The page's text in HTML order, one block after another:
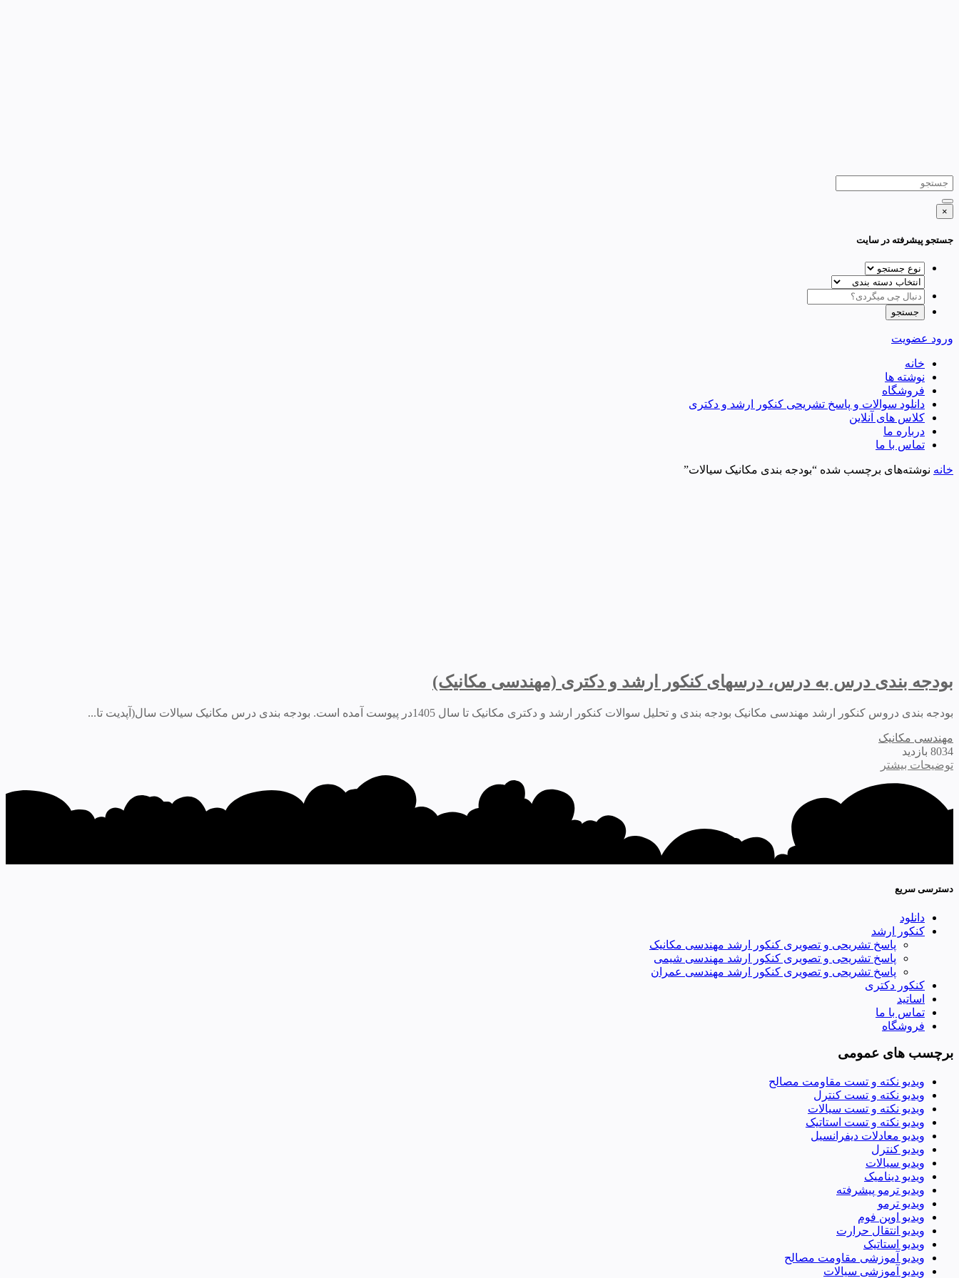
×
جستجو پیشرفته در سایت
ورود عضویت
خانه
نوشته ها
فروشگاه
دانلود سوالات و پاسخ تشریحی کنکور ارشد و دکتری
کلاس های آنلاین
درباره ما
تماس با ما
خانه نوشته‌های برچسب شده “بودجه بندی مکانیک سیالات”
بودجه بندی درس به درس، درسهای کنکور ارشد و دکتری (مهندسی مکانیک)
بودجه بندی دروس کنکور ارشد مهندسی مکانیک بودجه بندی و تحلیل سوالات کنکور ارشد و دکتری مکانیک تا سال 1405در پیوست آمده است. بودجه بندی درس مکانیک سیالات سال(آپدیت تا...
مهندسی مکانیک
8034 بازدید
توضیحات بیشتر
دسترسی سریع
دانلود
کنکور ارشد
پاسخ تشریحی و تصویری کنکور ارشد مهندسی مکانیک
پاسخ تشریحی و تصویری کنکور ارشد مهندسی شیمی
پاسخ تشریحی و تصویری کنکور ارشد مهندسی عمران
کنکور دکتری
اساتید
تماس با ما
فروشگاه
برچسب های عمومی
ویدیو نکته و تست مقاومت مصالح
ویدیو نکته و تست کنترل
ویدیو نکته و تست سیالات
ویدیو نکته و تست استاتیک
ویدیو معادلات دیفرانسیل
ویدیو کنترل
ویدیو سیالات
ویدیو دینامیک
ویدیو ترمو پیشرفته
ویدیو ترمو
ویدیو اوپن فوم
ویدیو انتقال حرارت
ویدیو استاتیک
ویدیو آموزشی مقاومت مصالح
ویدیو آموزشی سیالات